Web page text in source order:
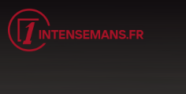
Aller
au
contenu